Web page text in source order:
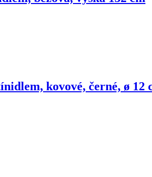
kovové, černé, ø 12